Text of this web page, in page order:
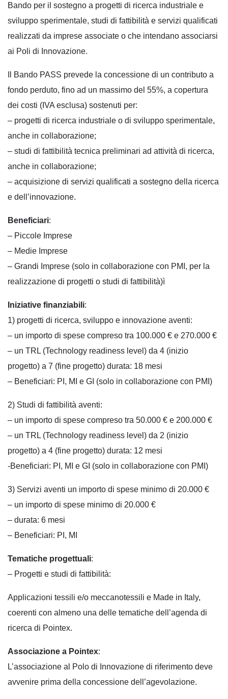
Bando per il sostegno a progetti di ricerca industriale e
sviluppo sperimentale, studi di fattibilità e servizi qualificati
realizzati da imprese associate o che intendano associarsi
ai Poli di Innovazione.
Il Bando PASS prevede la concessione di un contributo a
fondo perduto, fino ad un massimo del 55%, a copertura
dei costi (IVA esclusa) sostenuti per:
– progetti di ricerca industriale o di sviluppo sperimentale,
anche in collaborazione;
– studi di fattibilità tecnica preliminari ad attività di ricerca,
anche in collaborazione;
– acquisizione di servizi qualificati a sostegno della ricerca
e dell’innovazione.
Beneficiari:
– Piccole Imprese
– Medie Imprese
– Grandi Imprese (solo in collaborazione con PMI, per la
realizzazione di progetti o studi di fattibilità)ì
Iniziative finanziabili:
1) progetti di ricerca, sviluppo e innovazione aventi:
– un importo di spese compreso tra 100.000 € e 270.000 €
– un TRL (Technology readiness level) da 4 (inizio
progetto) a 7 (fine progetto) durata: 18 mesi
– Beneficiari: PI, MI e GI (solo in collaborazione con PMI)
2) Studi di fattibilità aventi:
– un importo di spese compreso tra 50.000 € e 200.000 €
– un TRL (Technology readiness level) da 2 (inizio
progetto) a 4 (fine progetto) durata: 12 mesi
-Beneficiari: PI, MI e GI (solo in collaborazione con PMI)
3) Servizi aventi un importo di spese minimo di 20.000 €
– un importo di spese minimo di 20.000 €
– durata: 6 mesi
– Beneficiari: PI, MI
Tematiche progettuali:
– Progetti e studi di fattibilità:
Applicazioni tessili e/o meccanotessili e Made in Italy,
coerenti con almeno una delle tematiche dell’agenda di
ricerca di Pointex.
Associazione a Pointex:
L’associazione al Polo di Innovazione di riferimento deve
avvenire prima della concessione dell’agevolazione.